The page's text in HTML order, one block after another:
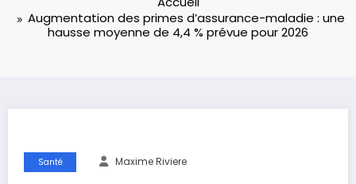
Augmentation des primes d’assurance-maladie : une
hausse moyenne de 4,4 % prévue pour 2026
Santé Maxime Riviere